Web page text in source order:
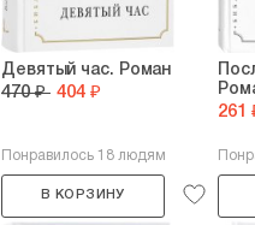
Девятый час. Роман
470 ₽ 404 ₽
Понравилось 18 людям
В КОРЗИНУ
261